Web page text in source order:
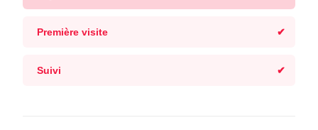
Première visite
Suivi